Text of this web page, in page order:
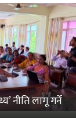
नीति लागू गर्ने